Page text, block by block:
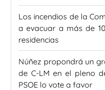
Los incendios de la
a evacuar a más de
residencias
Núñez propondrá un
de C-LM en el pleno
PSOE lo vote a favor